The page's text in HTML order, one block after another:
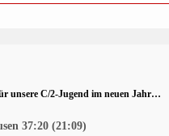
unsere C/2-Jugend im neuen Jahr…
37:20 (21:09)